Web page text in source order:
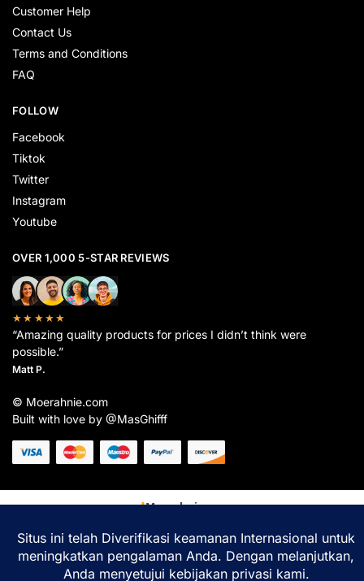
Customer Help
Contact Us
Terms and Conditions
FAQ
FOLLOW
Facebook
Tiktok
Twitter
Instagram
Youtube
OVER 1,000 5-STAR REVIEWS
★★★★★
“Amazing quality products for prices I didn’t think were
possible.”
Matt P.
© Moerahnie.com
Built with love by @MasGhifff
Moerahnie.com
pengalaman belanja terbaik Anda.